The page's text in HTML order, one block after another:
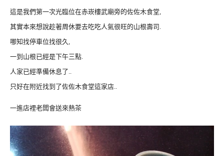
這是我們第一次光臨位在赤崁樓武廟旁的佐佐木食堂,
其實本來想說趁著周休要去吃吃人氣很旺的山根壽司.
哪知找停車位找很久,
一到山根已經是下午三點.
人家已經準備休息了..
只好在附近找到了佐佐木食堂這家店..
一進店裡老闆會送來熱茶